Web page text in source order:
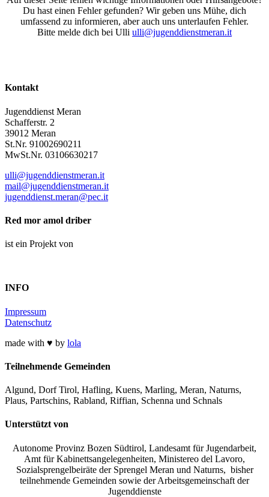
Du hast einen Fehler gefunden? Wir geben uns Mühe, dich
umfassend zu informieren, aber auch uns unterlaufen Fehler.
Bitte melde dich bei Ulli ulli@jugenddienstmeran.it
Kontakt
Jugenddienst Meran
Schafferstr. 2
39012 Meran
St.Nr. 91002690211
MwSt.Nr. 03106630217
ulli@jugenddienstmeran.it
mail@jugenddienstmeran.it
jugenddienst.meran@pec.it
Red mor amol driber
ist ein Projekt von
INFO
Impressum
Datenschutz
made with ♥ by lola
Teilnehmende Gemeinden
Algund, Dorf Tirol, Hafling, Kuens, Marling, Meran, Naturns,
Plaus, Partschins, Rabland, Riffian, Schenna und Schnals
Unterstützt von
Autonome Provinz Bozen Südtirol, Landesamt für Jugendarbeit,
Amt für Kabinettsangelegenheiten, Ministereo del Lavoro,
Sozialsprengelbeiräte der Sprengel Meran und Naturns, bisher
teilnehmende Gemeinden sowie der Arbeitsgemeinschaft der
Jugenddienste